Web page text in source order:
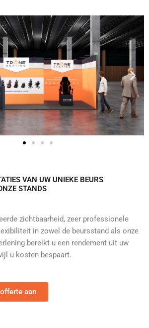
VAN UW UNIEKE BEURS
STANDS
zichtbaarheid, zeer professionele
in zowel de beursstand als onze
bereikt u een rendement uit uw
u kosten bespaart.
aan